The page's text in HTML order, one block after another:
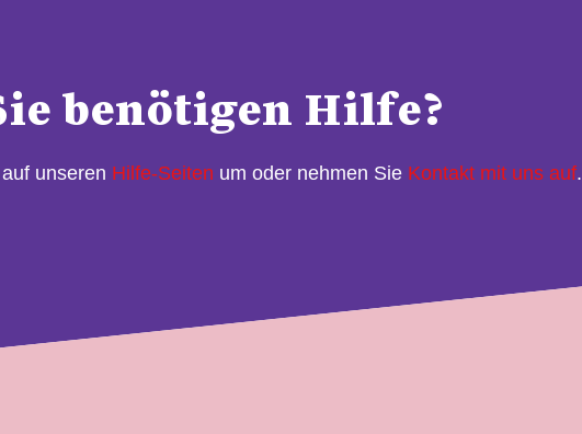
benötigen Hilfe?
unseren Hilfe-Seiten um oder nehmen Sie Kontakt mit uns auf.